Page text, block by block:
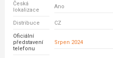
Česká
lokalizace
Ano
Distribuce CZ
Oficiální
představení
telefonu
Srpen 2024